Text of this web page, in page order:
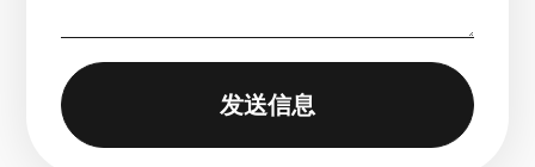
发送信息